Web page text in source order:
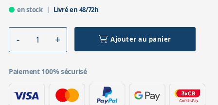
en stock Livré en 48/72h
Ajouter au panier
Paiement 100% sécurisé